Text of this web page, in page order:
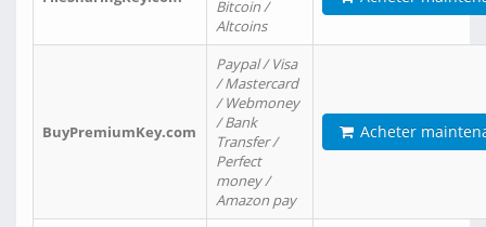
Bitcoin /
Altcoins
BuyPremiumKey.com
Paypal / Visa
/ Mastercard
/ Webmoney
/ Bank
Transfer /
Perfect
money /
Amazon pay
Acheter